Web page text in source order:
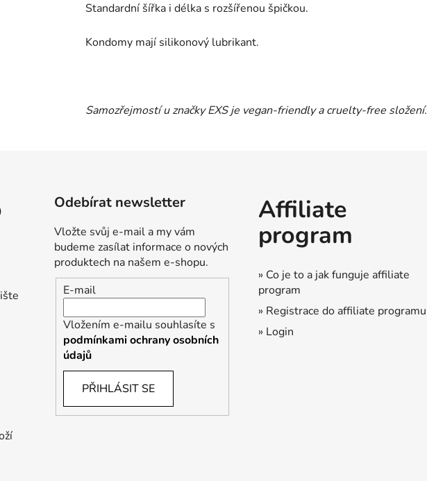
Standardní šířka i délka s rozšířenou špičkou.
Kondomy mají silikonový lubrikant.
Samozřejmostí u značky EXS je vegan-friendly a cruelty-free složení.
Odebírat newsletter
Vložte svůj e-mail a my vám
budeme zasílat informace o nových
produktech na našem e-shopu.
E-mail
Vložením e-mailu souhlasíte s
podmínkami ochrany osobních
údajů
PŘIHLÁSIT SE
Affiliate
program
» Co je to a jak funguje affiliate
program
» Registrace do affiliate programu
» Login